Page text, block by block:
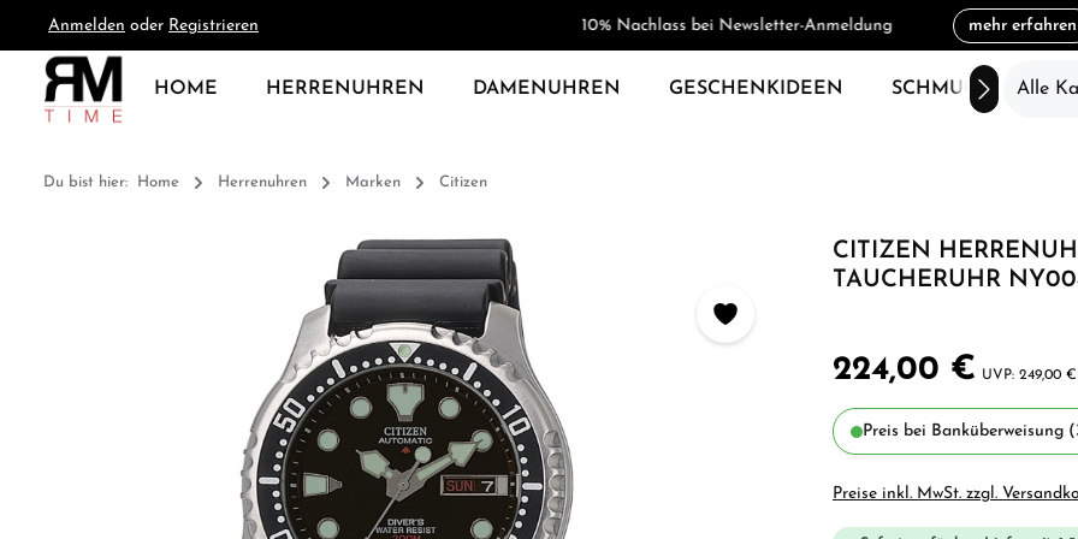
Zur Hauptnavigation springen
Anmelden oder Registrieren 10% Nachlass bei Newsletter-Anmeldung mehr erfahren
HOME HERRENUHREN DAMENUHREN GESCHENKIDEEN SCHMUCK Alle
Du bist hier: Home Herrenuhren Marken Citizen
CITIZEN
TAUCHERUHR
224,00 € 249,00 €
Preis bei Banküberweisung
Preise inkl. MwSt. zzgl.